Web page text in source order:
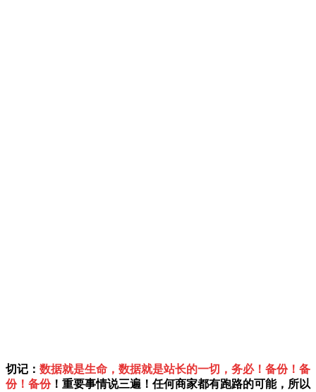
切记： 数据就是生命，数据就是站长的一切，务必！备份！备
份！备份！重要事情说三遍！任何商家都有跑路的可能，所以